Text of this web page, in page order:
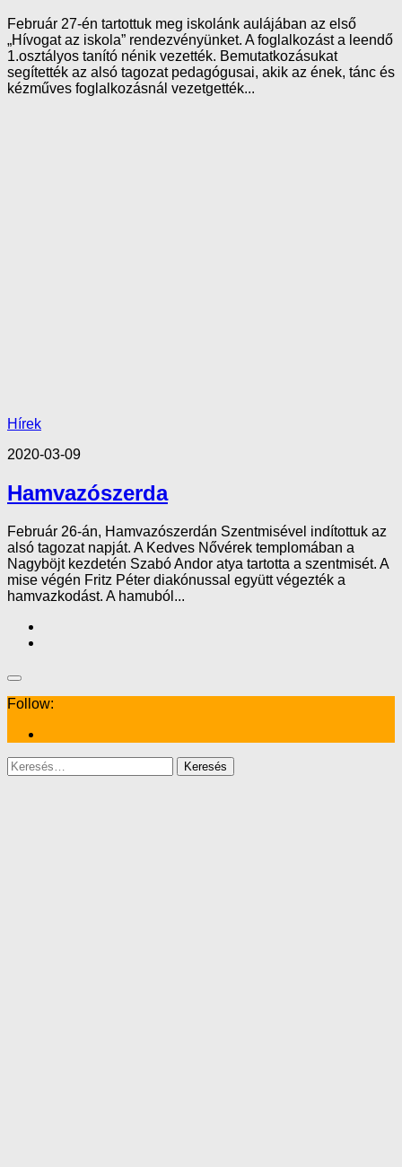
Február 27-én tartottuk meg iskolánk aulájában az első
„Hívogat az iskola” rendezvényünket. A foglalkozást a leendő
1.osztályos tanító nénik vezették. Bemutatkozásukat
segítették az alsó tagozat pedagógusai, akik az ének, tánc és
kézműves foglalkozásnál vezetgették...
Hírek
2020-03-09
Hamvazószerda
Február 26-án, Hamvazószerdán Szentmisével indítottuk az
alsó tagozat napját. A Kedves Nővérek templomában a
Nagyböjt kezdetén Szabó Andor atya tartotta a szentmisét. A
mise végén Fritz Péter diakónussal együtt végezték a
hamvazkodást. A hamuból...
Follow:
Keresés: